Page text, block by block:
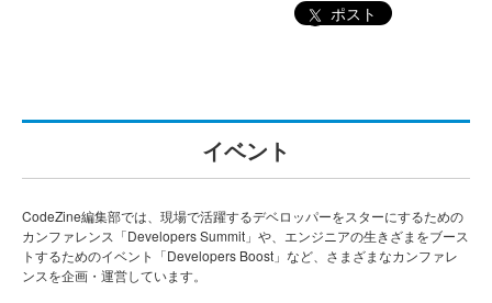
ポスト
イベント
CodeZine編集部では、現場で活躍するデベロッパーをスターにするための
カンファレンス「Developers Summit」や、エンジニアの生きざまをブース
トするためのイベント「Developers Boost」など、さまざまなカンファレ
ンスを企画・運営しています。